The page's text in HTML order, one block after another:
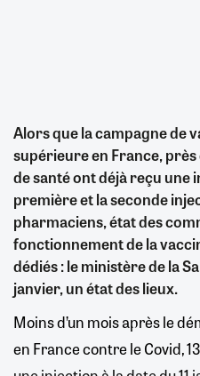
Alors que la campagne de
supérieure en France,
de santé ont déjà reçu une
première et la seconde
pharmaciens, état des
fonctionnement de la
dédiés : le ministère de la
janvier, un état des lieux.
Moins d’un mois après le
en France contre le Covid,